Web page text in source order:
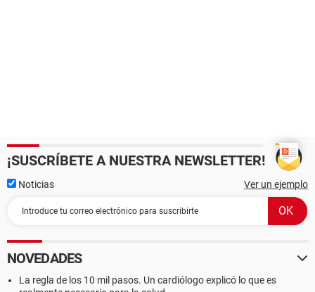
¡SUSCRÍBETE A NUESTRA NEWSLETTER!
Noticias Ver un ejemplo
NOVEDADES
La regla de los 10 mil pasos. Un cardiólogo explicó lo que es